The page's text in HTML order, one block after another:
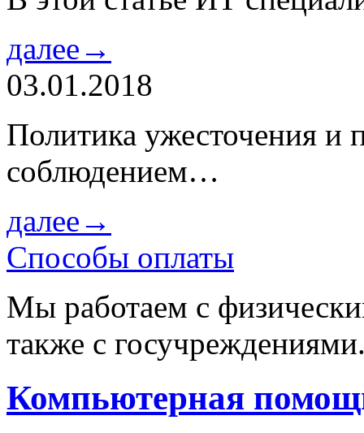
далее→
03.01.2018
Политика ужесточения и
соблюдением…
далее→
Способы оплаты
Мы работаем с
также с
Компьютерная